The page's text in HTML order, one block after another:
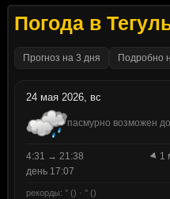
Погода в
Прогноз на 3 дня Подробно
24 мая 2026, вс
пасмурно возможен
4:31 → 21:38
1
день 17:07
рекорды: ° () · ° ()